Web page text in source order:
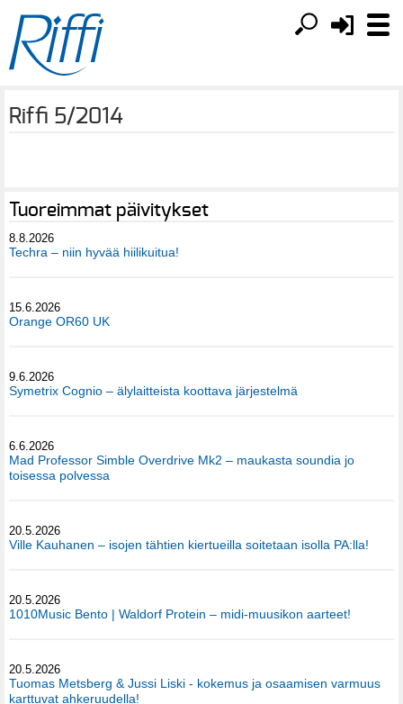
Riffi 5/2014
Tuoreimmat päivitykset
8.8.2026
Techra – niin hyvää hiilikuitua!
15.6.2026
Orange OR60 UK
9.6.2026
Symetrix Cognio – älylaitteista koottava järjestelmä
6.6.2026
Mad Professor Simble Overdrive Mk2 – maukasta soundia jo
toisessa polvessa
20.5.2026
Ville Kauhanen – isojen tähtien kiertueilla soitetaan isolla PA:lla!
20.5.2026
1010Music Bento | Waldorf Protein – midi-muusikon aarteet!
20.5.2026
Tuomas Metsberg & Jussi Liski - kokemus ja osaamisen varmuus
karttuvat ahkeruudella!